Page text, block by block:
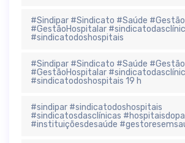
#Sindipar #Sindicato #Saúde
#GestãoHospitalar
#sindicatodoshospitais
#Sindipar #Sindicato #Saúde
#GestãoHospitalar
#sindicatodoshospitais 19 h
#sindipar #sindicatodoshospitais
#sindicatosdasclínicas
#instituiçõesdesaúde